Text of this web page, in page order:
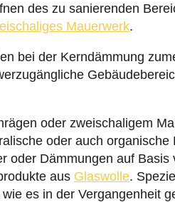
des zu sanierenden
Mauerwerk.
bei der Kerndämmung
oder zweischaligem
oder auch
oder Dämmungen auf
aus Glaswolle.
es in der Vergangenheit